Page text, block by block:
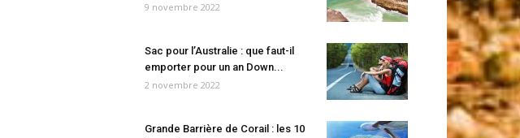
9 novembre 2022
Sac pour l’Australie : que faut-il
emporter pour un an Down...
2 novembre 2022
Grande Barrière de Corail : les 10